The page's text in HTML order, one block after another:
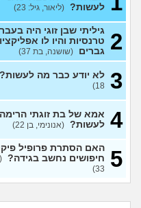
מבואס שלא היה לי אומץ
להתחיל עם מישהי שהיא
הטעם שלי (אנונימי, בן 25)
בחורה אובססיבית מה
(אלירן, בן 30)
מתכננת חתונה ראשונה, יש
לכם עצות?
האם מה שאני מרגיש זה
ותקין?
(לירון, בן 31)
איך להתגבר על רצון לקשר
לפני הזמן?
(אנונימית, בת 21)
הבילויים, זה מוריד לכם?
לעשות? (ליאור, גיל: 23)
2 גיליתי שבן זוגי היה
טרנסיות והיו לו
גברים (שושנה, בת 37)
3 לא יודע כבר מה
18)
4
אמא של בת זוגתי
לעשות? (אנונימי, בן 22)
5 האם הסתרת פרופיל
חיפושים נחשב בגידה?
33)